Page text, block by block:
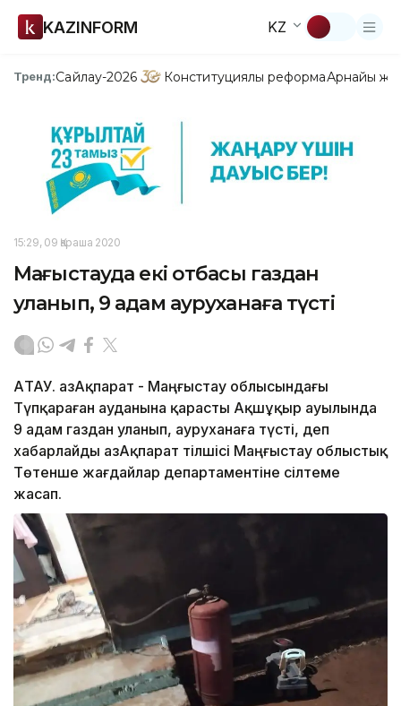
KAZINFORM KZ
Тренд:Сайлау-2026 Конституциялық реформаАрнайы
15:29, 09 Қараша 2020
Маңғыстауда екі отбасы газдан
уланып, 9 адам ауруханаға түсті
АҚТАУ. ҚазАқпарат - Маңғыстау облысындағы
Түпқараған ауданына қарасты Ақшұқыр ауылында
9 адам газдан уланып, ауруханаға түсті, деп
хабарлайды ҚазАқпарат тілшісі Маңғыстау облыстық
Төтенше жағдайлар департаментіне сілтеме
жасап.